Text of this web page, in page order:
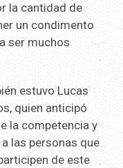
la cantidad de
un condimento
ser muchos
estuvo Lucas
quien anticipó
la competencia y
las personas que
de este